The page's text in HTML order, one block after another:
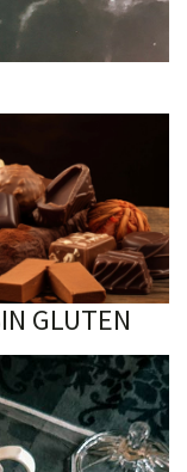
GLUTEN